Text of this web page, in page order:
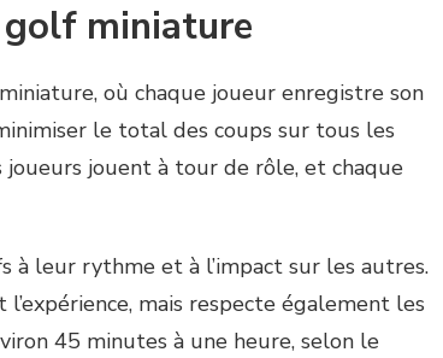
golf miniature
où chaque joueur enregistre son
le total des coups sur tous les
jouent à tour de rôle, et chaque
à leur rythme et à l’impact sur les autres.
mais respecte également les
45 minutes à une heure, selon le